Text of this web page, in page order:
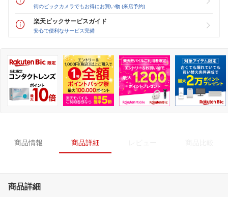
街のビックカメラでもお得にお買い物 (来店予約)
楽天ビックサービスガイド
安心で便利なサービス完備
商品情報 商品詳細
商品詳細